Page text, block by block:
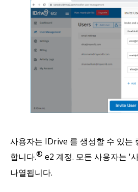
사용자는 IDrive 를 생성할 수 있는
합니다.® e2 계정. 모든 사용자는 '
나열됩니다.